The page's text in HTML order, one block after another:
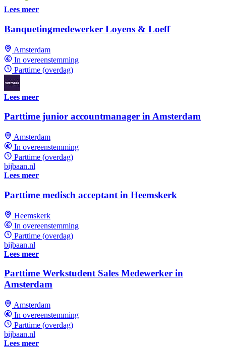
Lees meer
Banquetingmedewerker Loyens & Loeff
Amsterdam
In overeenstemming
Parttime (overdag)
Lees meer
Parttime junior accountmanager in Amsterdam
Amsterdam
In overeenstemming
Parttime (overdag)
bijbaan.nl
Lees meer
Parttime medisch acceptant in Heemskerk
Heemskerk
In overeenstemming
Parttime (overdag)
bijbaan.nl
Lees meer
Parttime Werkstudent Sales Medewerker in
Amsterdam
Amsterdam
In overeenstemming
Parttime (overdag)
bijbaan.nl
Lees meer